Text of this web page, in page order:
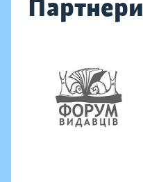
Партнери